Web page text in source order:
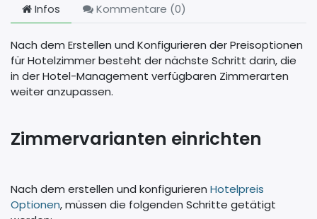
Infos Kommentare (0)
Nach dem Erstellen und Konfigurieren der Preisoptionen
für Hotelzimmer besteht der nächste Schritt darin, die
in der Hotel-Management verfügbaren Zimmerarten
weiter anzupassen.
Zimmervarianten einrichten
Nach dem erstellen und konfigurieren Hotelpreis
Optionen, müssen die folgenden Schritte getätigt